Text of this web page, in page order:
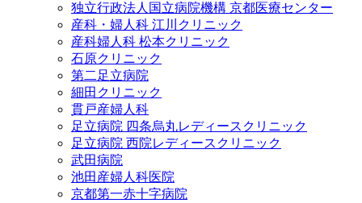
独立行政法人国立病院機構 京都医療センター
産科・婦人科 江川クリニック
産科婦人科 松本クリニック
石原クリニック
第二足立病院
細田クリニック
貫戸産婦人科
足立病院 四条烏丸レディースクリニック
足立病院 西院レディースクリニック
武田病院
池田産婦人科医院
京都第一赤十字病院